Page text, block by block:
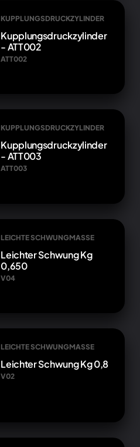
KUPPLUNGSDRUCKZYLINDER
Kupplungsdruckzylinder
- ATT002
ATT002
KUPPLUNGSDRUCKZYLINDER
Kupplungsdruckzylinder
- ATT003
ATT003
LEICHTE SCHWUNGMASSE
Leichter Schwung Kg
0,650
V04
LEICHTE SCHWUNGMASSE
Leichter Schwung Kg 0,8
V02